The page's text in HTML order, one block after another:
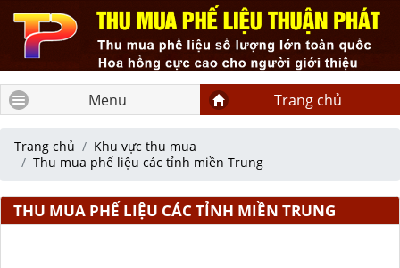
Menu Trang chủ
Trang chủ
Khu vực thu mua
Thu mua phế liệu các tỉnh miền Trung
THU MUA PHẾ LIỆU CÁC TỈNH MIỀN TRUNG